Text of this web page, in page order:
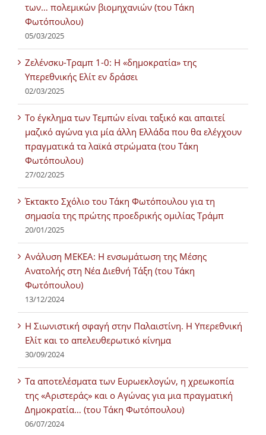
των… πολεμικών βιομηχανιών (του Τάκη
Φωτόπουλου)
05/03/2025
Ζελένσκυ-Τραμπ 1-0: Η «δημοκρατία» της
Υπερεθνικής Ελίτ εν δράσει
02/03/2025
Tο έγκλημα των Τεμπών είναι ταξικό και απαιτεί
μαζικό αγώνα για μία άλλη Ελλάδα που θα ελέγχουν
πραγματικά τα λαϊκά στρώματα (του Τάκη
Φωτόπουλου)
27/02/2025
Έκτακτο Σχόλιο του Τάκη Φωτόπουλου για τη
σημασία της πρώτης προεδρικής ομιλίας Τράμπ
20/01/2025
Ανάλυση ΜΕΚΕΑ: Η ενσωμάτωση της Μέσης
Ανατολής στη Νέα Διεθνή Τάξη (του Τάκη
Φωτόπουλου)
13/12/2024
Η Σιωνιστική σφαγή στην Παλαιστίνη. Η Υπερεθνική
Ελίτ και το απελευθερωτικό κίνημα
30/09/2024
Τα αποτελέσματα των Ευρωεκλογών, η χρεωκοπία
της «Αριστεράς» και ο Αγώνας για μια πραγματική
Δημοκρατία… (του Τάκη Φωτόπουλου)
06/07/2024